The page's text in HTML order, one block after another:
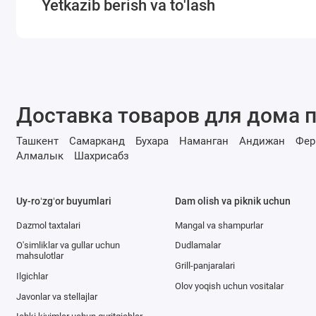
Yetkazib berish va to'lash
Доставка товаров для дома
Ташкент Самарканд Бухара Наманган Андижан
Алмалык
Шахрисабз
Uy-roʻzgʻor buyumlari
Dazmol taxtalari
O'simliklar va gullar uchun
mahsulotlar
Ilgichlar
Javonlar va stellajlar
Dam olish va piknik uchun
Mangal va shampurlar
Dudlamalar
Grill-panjaralari
Olov yoqish uchun vositalar